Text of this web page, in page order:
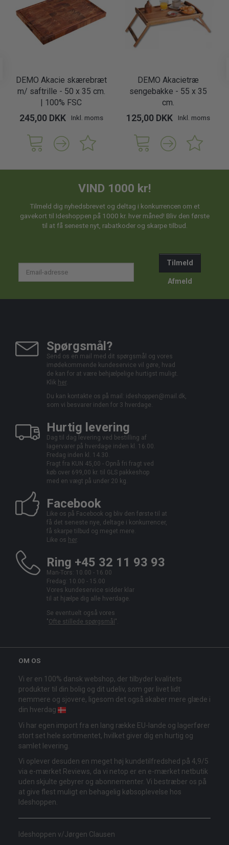
DEMO Akacie skærebræt
m/ saftrille - 50 x 35 cm.
| 100% FSC
245,00 DKK Inkl. moms
DEMO Akacietræ
sengebakke - 55 x 35
cm.
125,00 DKK Inkl. moms
VIND 1000 kr!
Tilmeld dig nyhedsbrevet og deltag i konkurrencen om et
gavekort til Ideshoppen på 1000 kr. hver måned! Bliv den første
til at få seneste nyt, rabatkoder og skarpe tilbud.
Tilmeld
Afmeld
Spørgsmål?
Send os en mail med dit spørgsmål og vores
imødekommende kundeservice vil gøre, hvad
de kan for at være behjælpelige hurtigst muligt.
Klik her.
Du kan kontakte os på mail: ideshoppen@mail.dk,
som vi besvarer inden for 3 hverdage.
Hurtig levering
Dag til dag levering ved bestilling af
lagervarer på hverdage inden kl. 16.00.
Fredag inden kl. 14.30.
Fragt fra KUN 45,00 - Opnå fri fragt ved
køb over 699,00 kr. til GLS pakkeshop
med en vægt på under 20 kg.
Facebook
Like os på Facebook og bliv den første til at
få det seneste nye, deltage i konkurrencer,
få skarpe tilbud og meget mere.
Like os her.
Ring +45 32 11 93 93
Man-Tors: 10.00 - 16.00
Fredag: 10.00 - 15.00
Vores kundeservice sidder klar
til at hjælpe dig alle hverdage.
Se eventuelt også vores
"Ofte stillede spørgsmål ".
OM OS
Vi er en 100% dansk webshop, der tilbyder kvalitets
produkter til din bolig og dit udeliv, som gør livet lidt
nemmere og sjovere, ligesom det også skaber mere glæde i
din hverdag
Vi har egen import fra en lang række EU-lande og lagerfører
stort set hele sortimentet, hvilket giver dig en hurtig og
samlet levering.
Vi oplever desuden en meget høj kundetilfredshed på 4,9/5
via e-mærket Reviews, da vi netop er en e-mærket netbutik
uden skjulte gebyrer og abonnementer. Vi bestræber os på
at give flest muligt en behagelig købsoplevelse hos
Ideshoppen.
Ideshoppen v/Jørgen Clausen